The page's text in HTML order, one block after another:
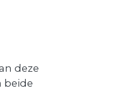
deze
beide